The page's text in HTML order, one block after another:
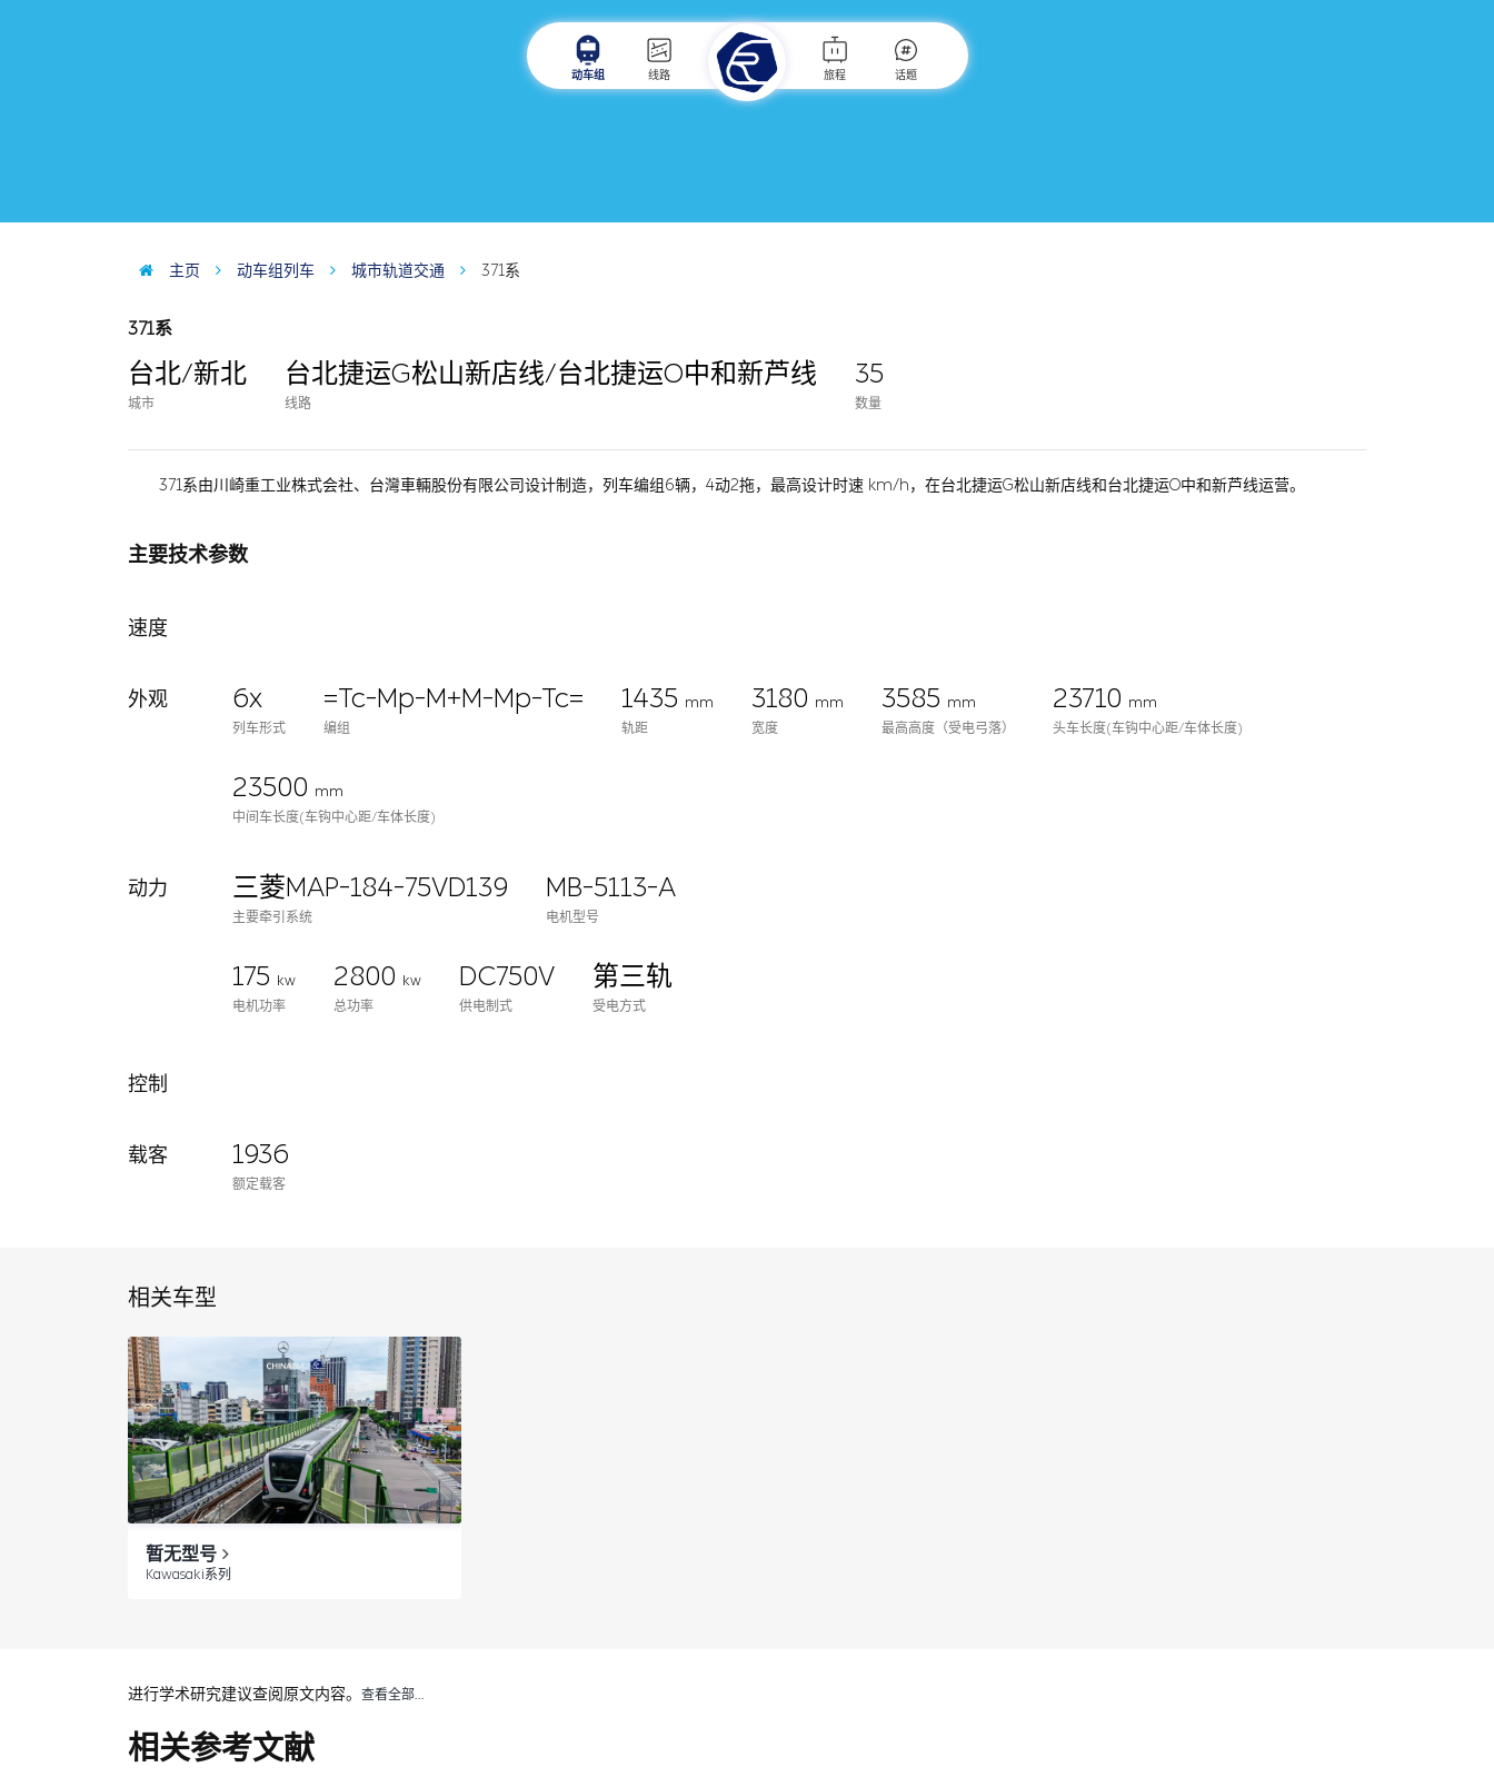
动车组 线路 旅程 话题
主页 动车组列车 城市轨道交通 371系
371系
台北/新北
城市
台北捷运G松山新店线/台北捷运O中和新芦线
线路
35
数量
371系由川崎重工业株式会社、台灣車輛股份有限公司设计制造，列车编组6辆，4动2拖，最高设计时速 km/h，在台北捷运G松山新店线和台北捷运O中和新芦线运营。
主要技术参数
速度
外观 6x
列车形式
=Tc-Mp-M+M-Mp-Tc=
编组
1435 mm
轨距
3180 mm
宽度
3585 mm
最高高度（受电弓落）
23710 mm
头车长度(车钩中心距/车体长度)
23500 mm
中间车长度(车钩中心距/车体长度)
动力 三菱MAP-184-75VD139
主要牵引系统
MB-5113-A
电机型号
175 kw
电机功率
2800 kw
总功率
DC750V
供电制式
第三轨
受电方式
控制
载客 1936
额定载客
相关车型
暂无型号
Kawasaki系列
进行学术研究建议查阅原文内容。 查看全部…
相关参考文献